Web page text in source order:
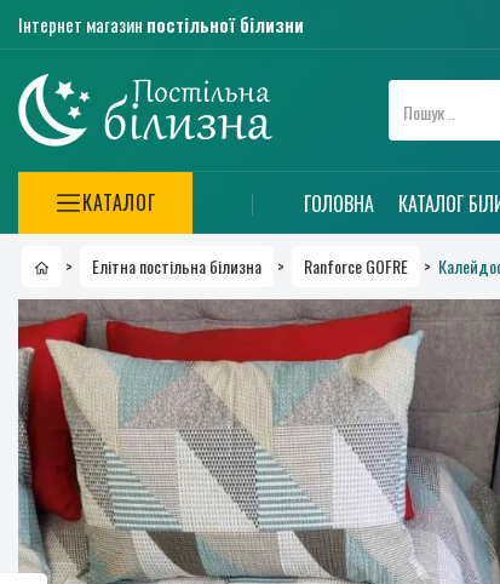
Інтернет магазин постільної білизни
КАТАЛОГ ГОЛОВНА КАТАЛОГ
> Елітна постільна білизна > Ranforce GOFRE >